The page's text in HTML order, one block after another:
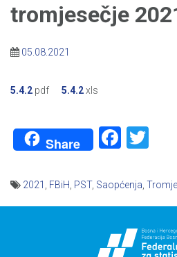
tromjesečje
05.08.2021
5.4.2 pdf 5.4.2xls
Share
2021 FBiH PST, Saopćenja